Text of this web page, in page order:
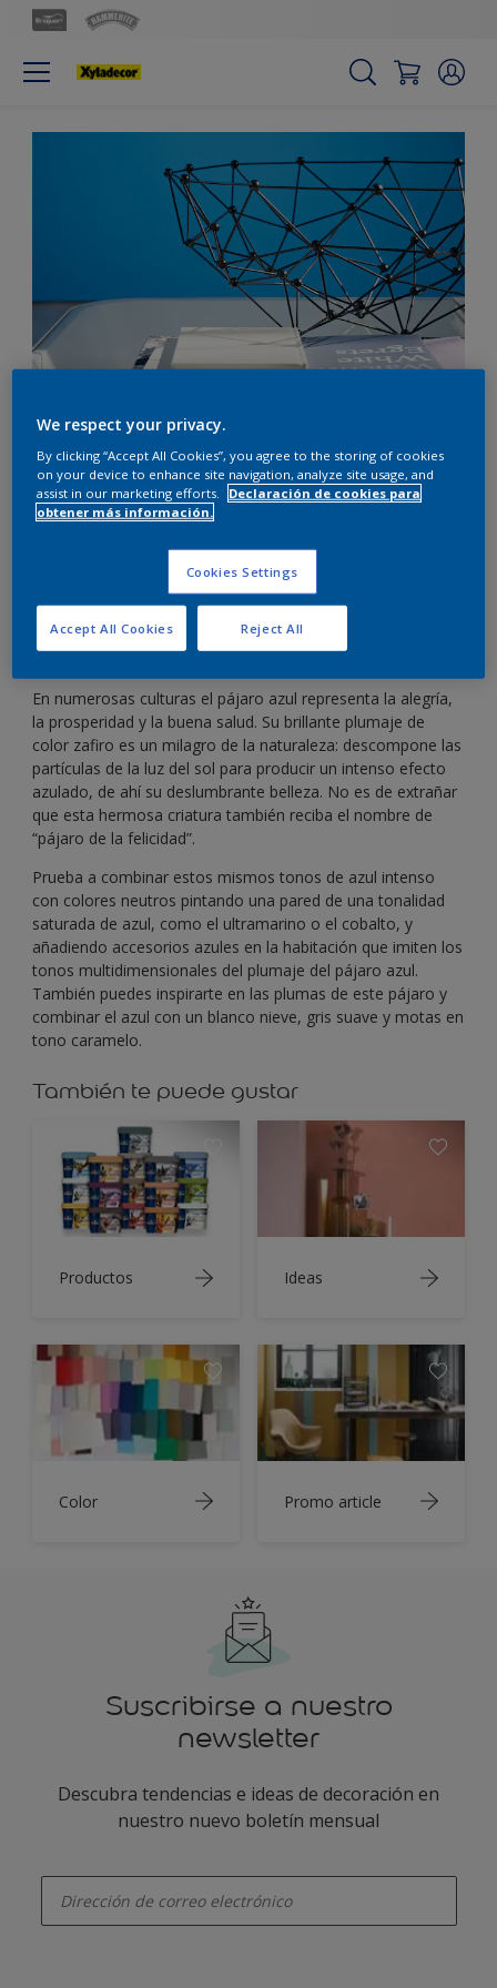
Encuentra la felicidad
con azules atrevidos
tonos azules vivos.
En numerosas culturas el pájaro azul representa la alegría,
la prosperidad y la buena salud. Su brillante plumaje de
color zafiro es un milagro de la naturaleza: descompone las
partículas de la luz del sol para producir un intenso efecto
azulado, de ahí su deslumbrante belleza. No es de extrañar
que esta hermosa criatura también reciba el nombre de
“pájaro de la felicidad”.
Prueba a combinar estos mismos tonos de azul intenso
con colores neutros pintando una pared de una tonalidad
saturada de azul, como el ultramarino o el cobalto, y
añadiendo accesorios azules en la habitación que imiten los
tonos multidimensionales del plumaje del pájaro azul.
También puedes inspirarte en las plumas de este pájaro y
combinar el azul con un blanco nieve, gris suave y motas en
tono caramelo.
También te puede gustar
Productos Ideas
Color Promo article
Suscribirse a nuestro
newsletter
Descubra tendencias e ideas de decoración en
nuestro nuevo boletín mensual
We respect your privacy.
By clicking “Accept All Cookies”, you agree to the storing of cookies
on your device to enhance site navigation, analyze site usage, and
assist in our marketing efforts.
Declaración de cookies para
obtener más información.
Cookies Settings
Reject All
Accept All Cookies